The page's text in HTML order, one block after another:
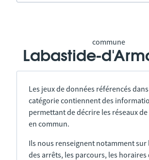
commune
Labastide-
Les jeux de données référencés
catégorie contiennent des
permettant de décrire les réseaux
en commun.
Ils nous renseignent notamment sur
des arrêts, les parcours, les horaires